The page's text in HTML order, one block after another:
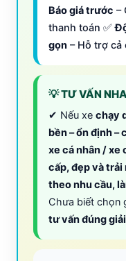
Báo giá trước –
thanh toán ✅
gọn – Hỗ trợ cả
💡 TƯ VẤN
✔ Nếu xe chạy
bền – ổn định –
xe cá nhân / xe
cấp, đẹp và
theo nhu cầu,
Chưa biết chọn
tư vấn đúng